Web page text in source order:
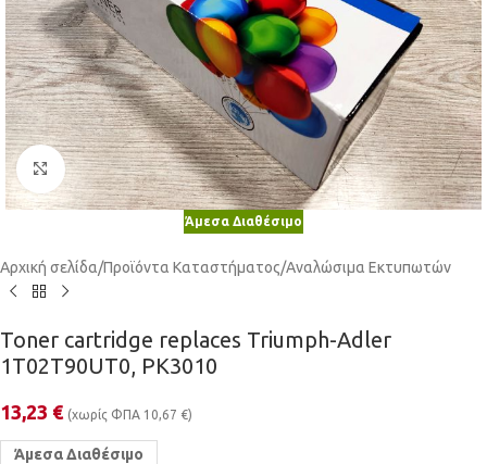
Κλικ για μεγέθυνση
Άμεσα Διαθέσιμο
Αρχική σελίδα/Προϊόντα Καταστήματος/Αναλώσιμα Εκτυπωτών
Toner cartridge replaces Triumph-Adler
1T02T90UT0, PK3010
13,23 € (χωρίς ΦΠΑ 10,67 €)
Άμεσα Διαθέσιμο